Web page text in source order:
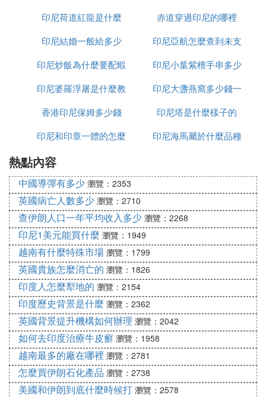
了菱錳礦的成分了。所以，雖然「金田黃」為方解
石，但有較多的白雲石成分和較多的菱錳礦成分。而
「金田黃」的紅色、橙色或者黃色正是來源於方解石
中所含的錳了。
「金田黃」一般為玻璃光澤，斷口為油脂光澤，具有
不完全的板面解理和貝殼狀斷口。其摩氏硬度為3.5
～4.5，比重為2.9～3.0。「金田黃」主要形成於外生
中，也可形成於內生作用，產於溫泉沉積及火山岩的
裂隙和氣孔中。「金田黃」的材質在外表上酷似壽山
田黃，但兩者在折光率、硬度、透明度、質感等物理
性質上卻大相徑庭。
孔子說：名不正則言不順，言不順則事不成。或許是
壽山田黃太令國人著迷了，抑或目睹了壽山田黃近幾
年價格狂飆，於是商家便把這種外來的石頭稱為「金
田黃」。這一名不正且言不順的稱呼現已讓壽山田黃
的粉絲及商家大為反感，也令很多國人懵懵懂懂。我
想如果老外聽了這個名字，可能更會莫名其妙。因
此，這個「金田黃」也需要正名。
那麼，應該怎麼命名呢？目前，在政府機構沒有下達
約束性的、具備強制力的文件來對「金田黃」進行命
名的情況下，用材料名+工藝名的二名法或是一個首
選方案：工藝名或者可以就叫「金田黃」，但材料名
必須是科學名，因此稱之為「橙色方解石」或許是最
恰當不過的了。這樣，「金田黃(橙色方解石)」或許
能夠糾正市場對於這種漂亮石材的種種失之偏頗的理
怎麼處理
印尼荷道紅龍是什麼
赤道穿過印尼的哪裡
印尼結婚一般給多少
印尼亞航怎麼查到未支
付訂單
印尼炒飯為什麼要配蝦
片
印尼小葉紫檀手串多少
錢
印尼婆羅浮屠是什麼教
印尼大盞燕窩多少錢一
克
香港印尼保姆多少錢
印尼塔是什麼樣子的
印尼和印章一體的怎麼
印尼海馬屬於什麼品種
熱點內容
中國導彈有多少 瀏覽：2353
英國病亡人數多少 瀏覽：2710
查伊朗人口一年平均收入多少 瀏覽：2268
印尼1美元能買什麼 瀏覽：1949
越南有什麼特殊市場 瀏覽：1799
英國貴族怎麼消亡的 瀏覽：1826
印度人怎麼犁地的 瀏覽：2154
印度歷史背景是什麼 瀏覽：2362
英國背景提升機構如何辦理 瀏覽：2042
如何去印度治療牛皮癬 瀏覽：1958
越南最多的廠在哪裡 瀏覽：2781
怎麼買伊朗石化產品 瀏覽：2738
美國和伊朗到底什麼時候打 瀏覽：2578